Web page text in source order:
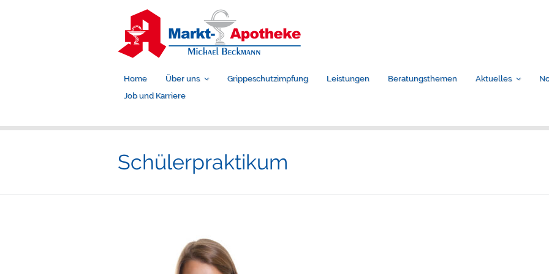
Home Über uns Grippeschutzimpfung Leistungen Beratungsthemen Aktuelles
Job und Karriere
Schülerpraktikum